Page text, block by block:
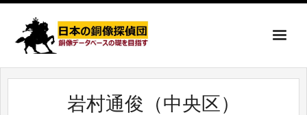
岩村通俊（中央区）